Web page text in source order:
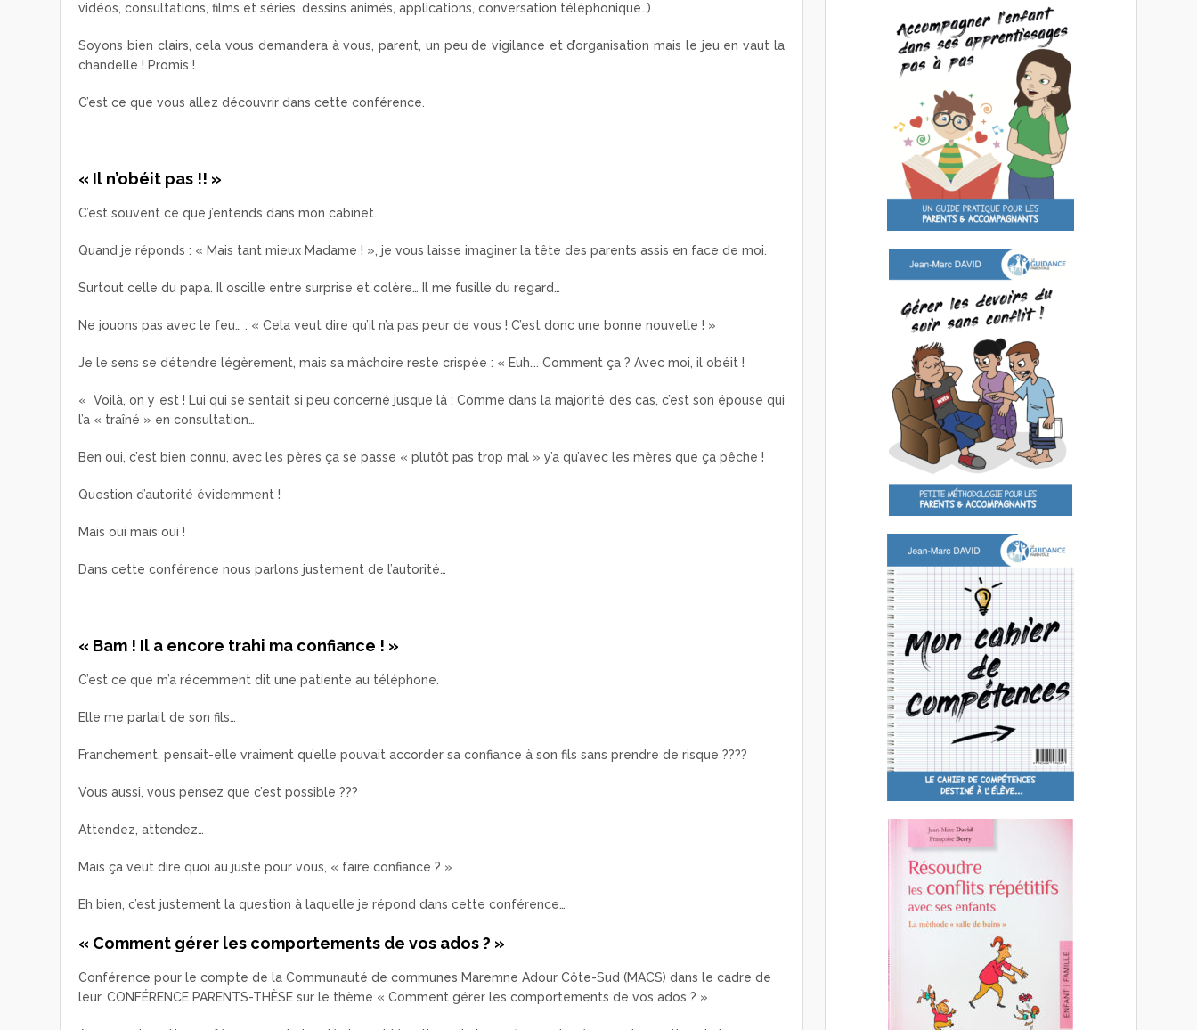
vidéos, consultations, films et séries, dessins animés, applications, conversation téléphonique…).
Soyons bien clairs, cela vous demandera à vous, parent, un peu de vigilance et d’organisation mais le jeu en vaut la
chandelle ! Promis !
C’est ce que vous allez découvrir dans cette conférence.
« Il n’obéit pas !! »
C’est souvent ce que j’entends dans mon cabinet.
Quand je réponds : « Mais tant mieux Madame ! », je vous laisse imaginer la tête des parents assis en face de moi.
Surtout celle du papa. Il oscille entre surprise et colère… Il me fusille du regard…
Ne jouons pas avec le feu… : « Cela veut dire qu’il n’a pas peur de vous ! C’est donc une bonne nouvelle ! »
Je le sens se détendre légèrement, mais sa mâchoire reste crispée : « Euh…. Comment ça ? Avec moi, il obéit !
« Voilà, on y est ! Lui qui se sentait si peu concerné jusque là : Comme dans la majorité des cas, c’est son épouse qui
l’a « traîné » en consultation…
Ben oui, c’est bien connu, avec les pères ça se passe « plutôt pas trop mal » y’a qu’avec les mères que ça pêche !
Question d’autorité évidemment !
Mais oui mais oui !
Dans cette conférence nous parlons justement de l’autorité…
« Bam ! Il a encore trahi ma confiance ! »
C’est ce que m’a récemment dit une patiente au téléphone.
Elle me parlait de son fils…
Franchement, pensait-elle vraiment qu’elle pouvait accorder sa confiance à son fils sans prendre de risque ????
Vous aussi, vous pensez que c’est possible ???
Attendez, attendez…
Mais ça veut dire quoi au juste pour vous, « faire confiance ? »
Eh bien, c’est justement la question à laquelle je répond dans cette conférence…
« Comment gérer les comportements de vos ados ? »
Conférence pour le compte de la Communauté de communes Maremne Adour Côte-Sud (MACS) dans le cadre de
leur. CONFÉRENCE PARENTS-THÈSE sur le thème « Comment gérer les comportements de vos ados ? »